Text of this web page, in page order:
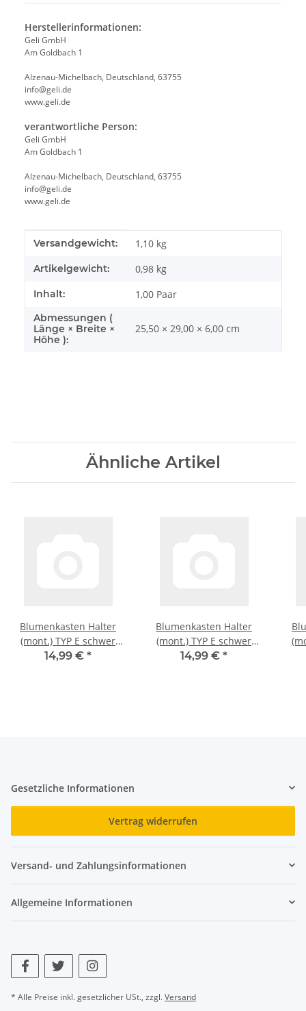
Herstellerinformationen:
Geli GmbH
Am Goldbach 1
Alzenau-Michelbach, Deutschland, 63755
info@geli.de
www.geli.de
verantwortliche Person:
Geli GmbH
Am Goldbach 1
Alzenau-Michelbach, Deutschland, 63755
info@geli.de
www.geli.de
Produkteigenschaft
Wert
Versandgewicht: 1,10 kg
Artikelgewicht: 0,98 kg
Inhalt: 1,00 Paar
Abmessungen (
Länge × Breite ×
Höhe ):
25,50 × 29,00 × 6,00 cm
Ähnliche Artikel
Blumenkasten Halter
(mont.) TYP E schwer
anthrazit
14,99 € *
Blumenkasten Halter
(mont.) TYP E schwer
braun
14,99 € *
Gesetzliche Informationen
Vertrag widerrufen
Versand- und Zahlungsinformationen
Allgemeine Informationen
* Alle Preise inkl. gesetzlicher USt., zzgl.Versand